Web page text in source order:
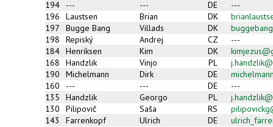
194
--- --- DE
---
196
Laustsen Brian DK
197
Bugge Bang Villads DK
198
Repiský Andrej CZ
---
184 Henriksen Kim DK
168
Handzlik Vinjo PL
190
Michelmann Dirk DE
160
--- --- DE
---
135
Handzlik Georgo PL
130
Pilipoviĉ Saŝa RS
143
Farrenkopf Ulrich DE